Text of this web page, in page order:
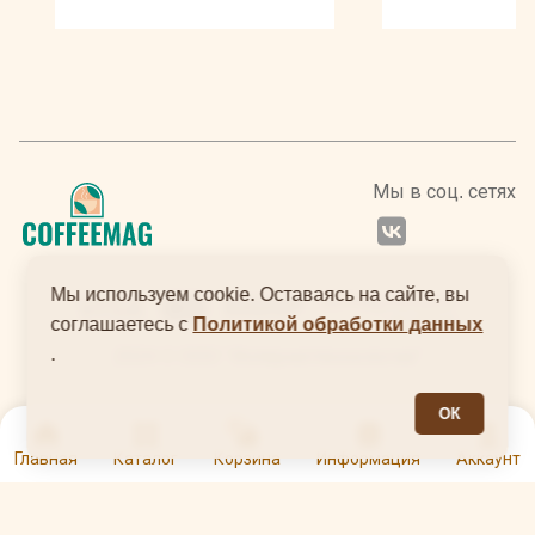
Главная Каталог Корзина Информация Аккаунт
Мы в соц. сетях
Мы используем cookie. Оставаясь на сайте, вы
соглашаетесь с Политикой обработки данных
.
ОК